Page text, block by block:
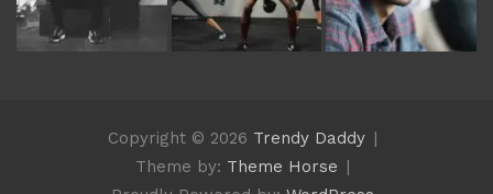
Copyright © 2026 Trendy Daddy
Theme by: Theme Horse